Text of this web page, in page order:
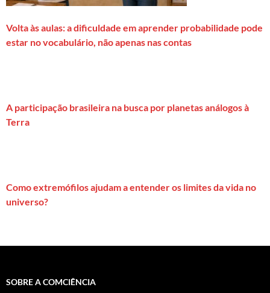
Volta às aulas: a dificuldade em aprender probabilidade pode
estar no vocabulário, não apenas nas contas
A participação brasileira na busca por planetas análogos à
Terra
Como extremófilos ajudam a entender os limites da vida no
universo?
SOBRE A COMCIÊNCIA